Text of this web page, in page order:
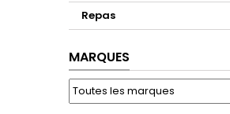
Repas
MARQUES